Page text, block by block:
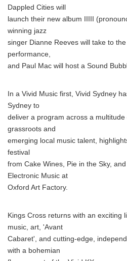
Dappled Cities will
launch their new album IIIII
winning jazz
singer Dianne Reeves will take to
performance,
and Paul Mac will host a Sound
In a Vivid Music first, Vivid Sydney
Sydney to
deliver a program across a
grassroots and
emerging local music talent,
festival
from Cake Wines, Pie in the Sky,
Electronic Music at
Oxford Art Factory.
Kings Cross returns with an exciting
music, art, 'Avant
Cabaret', and cutting-edge,
with a bohemian